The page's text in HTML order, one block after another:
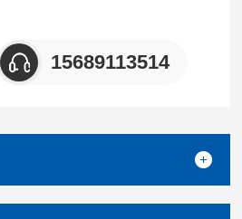
据线与主机连接，随时随地直接打
15689113514